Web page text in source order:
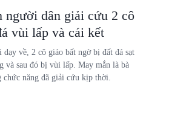
người dân giải cứu 2 cô
vùi lấp và cái kết
về, 2 cô giáo bất ngờ bị đất đá sạt
và sau đó bị vùi lấp. May mắn là bà
chức năng đã giải cứu kịp thời.